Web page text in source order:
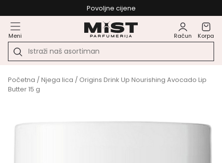
Povoljne cijene
Meni Račun Korpa
Početna /Njega lica / Origins Drink Up Nourishing Avocado Lip
Butter 15 g